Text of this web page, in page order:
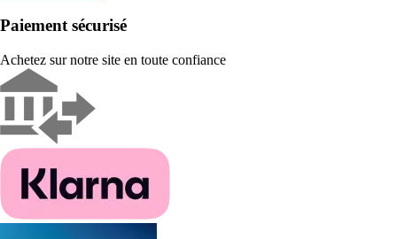
Paiement sécurisé
Achetez sur notre site en toute confiance